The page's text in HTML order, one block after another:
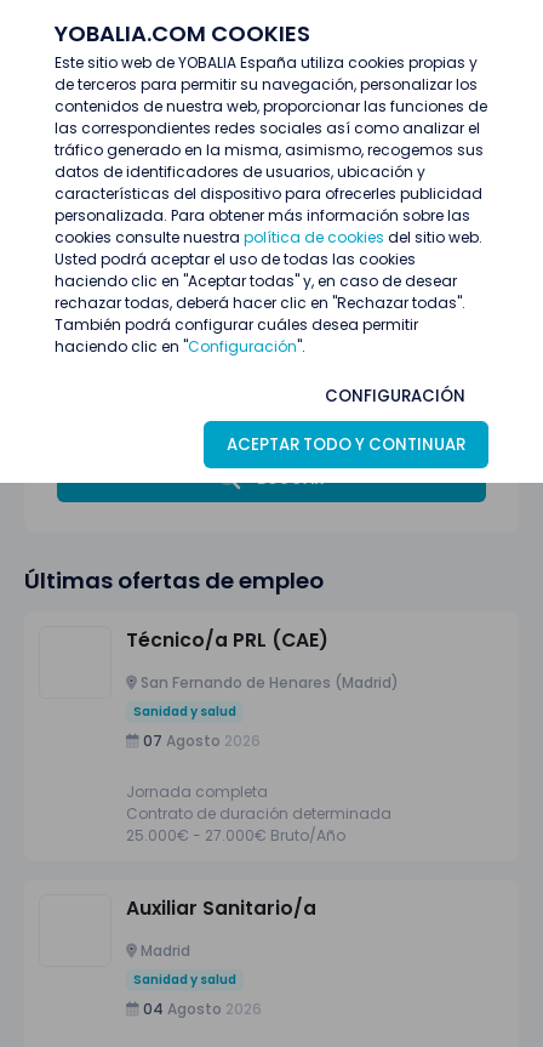
YOBALIA.COM COOKIES
Este sitio web de YOBALIA España utiliza cookies propias y
de terceros para permitir su navegación, personalizar los
contenidos de nuestra web, proporcionar las funciones de
las correspondientes redes sociales así como analizar el
tráfico generado en la misma, asimismo, recogemos sus
datos de identificadores de usuarios, ubicación y
características del dispositivo para ofrecerles publicidad
personalizada. Para obtener más información sobre las
cookies consulte nuestra política de cookies del sitio web.
Usted podrá aceptar el uso de todas las cookies
haciendo clic en "Aceptar todas" y, en caso de desear
rechazar todas, deberá hacer clic en "Rechazar todas".
También podrá configurar cuáles desea permitir
haciendo clic en "Configuración".
CONFIGURACIÓN
ACEPTAR TODO Y CONTINUAR
Últimas ofertas
Todas las provincias
Sanidad y salud
BUSCAR
Últimas ofertas de empleo
Técnico/a PRL (CAE)
San Fernando de Henares (Madrid)
Sanidad y salud
07 Agosto 2026
Jornada completa
Contrato de duración determinada
25.000€ - 27.000€ Bruto/Año
Auxiliar Sanitario/a
Madrid
Sanidad y salud
04 Agosto 2026